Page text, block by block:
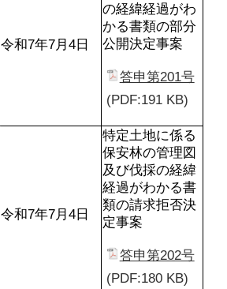
令和7年7月4日
の経緯経過がわ
かる書類の部分
公開決定事案
答申第201号
(PDF:191 KB)
令和7年7月4日
特定土地に係る
保安林の管理図
及び伐採の経緯
経過がわかる書
類の請求拒否決
定事案
答申第202号
(PDF:180 KB)